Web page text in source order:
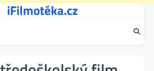
iFilmotéka.cz